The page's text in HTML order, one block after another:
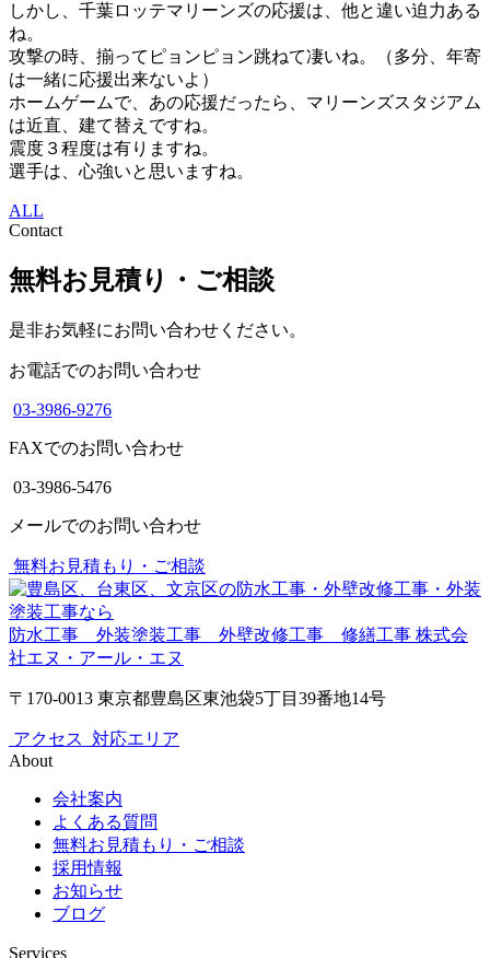
しかし、千葉ロッテマリーンズの応援は、他と違い迫力ある
ね。
攻撃の時、揃ってピョンピョン跳ねて凄いね。（多分、年寄
は一緒に応援出来ないよ）
ホームゲームで、あの応援だったら、マリーンズスタジアム
は近直、建て替えですね。
震度３程度は有りますね。
選手は、心強いと思いますね。
ALL
Contact
無料お見積り・ご相談
是非お気軽にお問い合わせください。
お電話でのお問い合わせ
03-3986-9276
FAXでのお問い合わせ
03-3986-5476
メールでのお問い合わせ
無料お見積もり・ご相談
防水工事 外装塗装工事 外壁改修工事 修繕工事 株式会
社エヌ・アール・エヌ
〒170-0013 東京都豊島区東池袋5丁目39番地14号
アクセス 対応エリア
About
会社案内
よくある質問
無料お見積もり・ご相談
採用情報
お知らせ
ブログ
Services